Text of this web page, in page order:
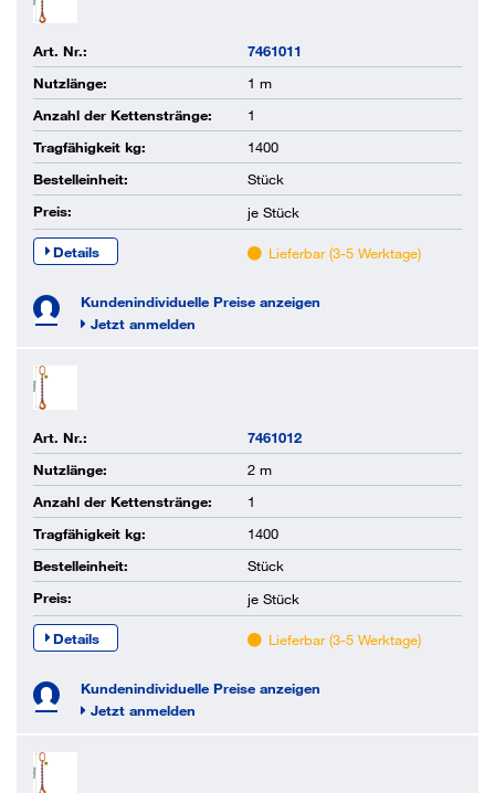
Art. Nr.:
7461011
Nutzlänge:
1 m
Anzahl der Kettenstränge:
1
Tragfähigkeit kg:
1400
Bestelleinheit:
Stück
Preis:
je Stück
Details Lieferbar (3-5 Werktage)
Kundenindividuelle Preise anzeigen
Jetzt anmelden
Art. Nr.:
7461012
Nutzlänge:
2 m
Anzahl der Kettenstränge:
1
Tragfähigkeit kg:
1400
Bestelleinheit:
Stück
Preis:
je Stück
Details Lieferbar (3-5 Werktage)
Kundenindividuelle Preise anzeigen
Jetzt anmelden